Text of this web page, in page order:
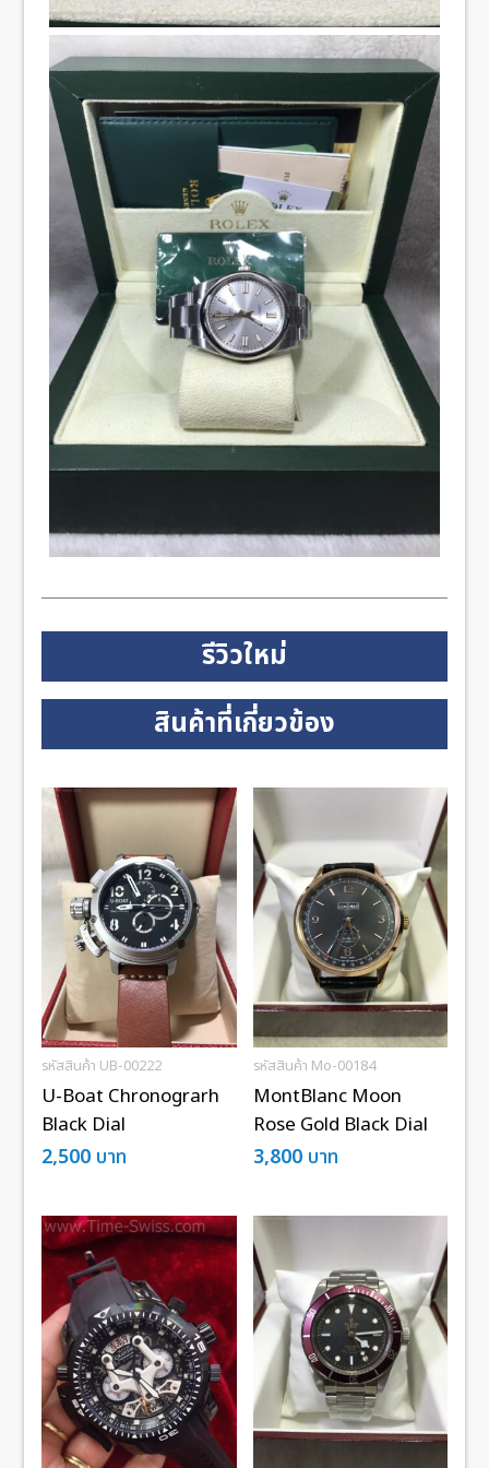
รีวิวใหม่
สินค้าที่เกี่ยวข้อง
รหัสสินค้า UB-00222
U-Boat Chronograrh
Black Dial
2,500 บาท
รหัสสินค้า Mo-00184
MontBlanc Moon
Rose Gold Black Dial
3,800 บาท